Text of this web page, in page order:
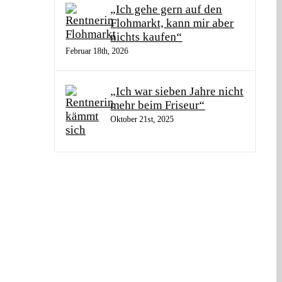
„Ich gehe gern auf den
Flohmarkt, kann mir aber
nichts kaufen“
Februar 18th, 2026
„Ich war sieben Jahre nicht
mehr beim Friseur“
Oktober 21st, 2025